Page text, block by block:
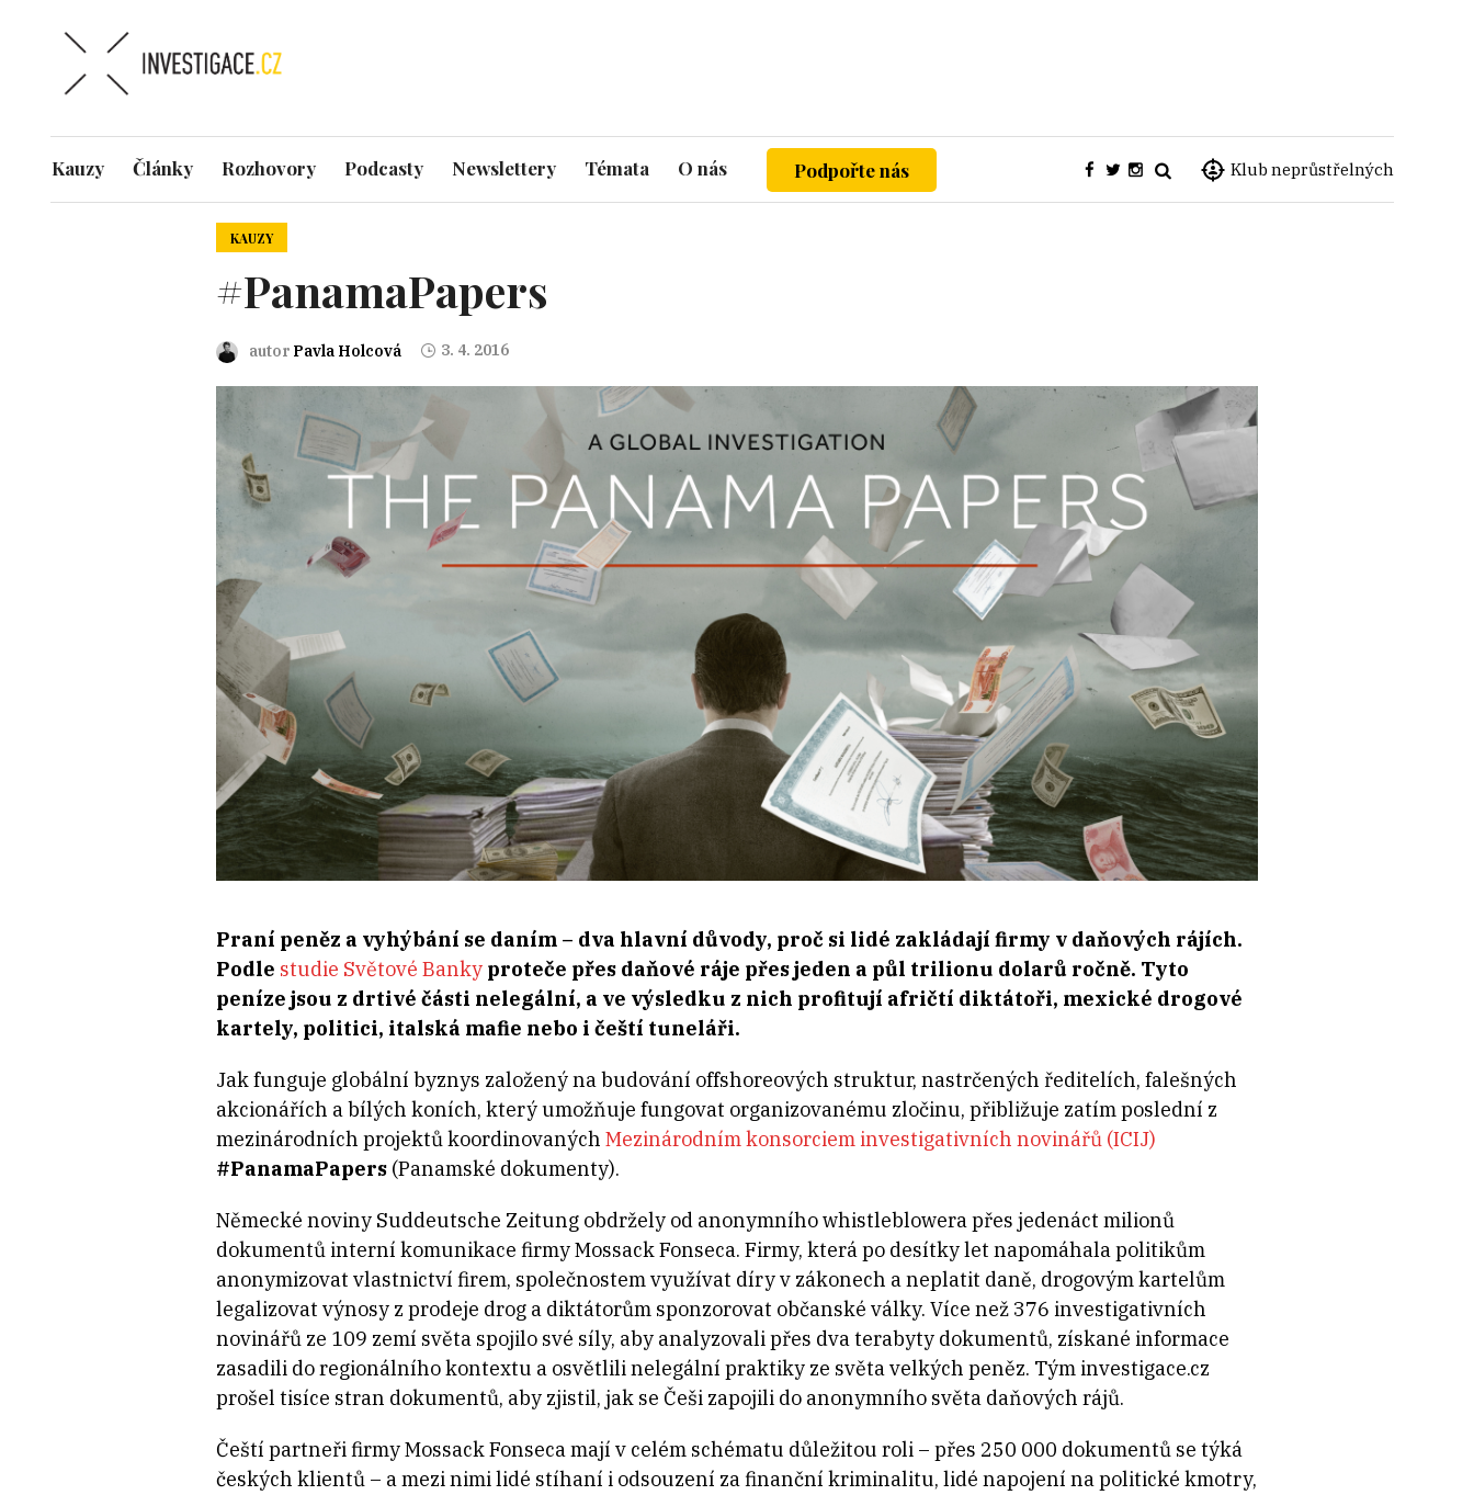
Klub neprůstřelných
Kauzy Články Rozhovory Podcasty Newslettery Témata O nás Podpořte nás
KAUZY
#PanamaPapers
autor Pavla Holcová 3. 4. 2016
Praní peněz a vyhýbání se daním – dva hlavní důvody, proč si lidé zakládají firmy v daňových rájích.
Podle studie Světové Bankyproteče přes daňové ráje přes jeden a půl trilionu dolarů ročně. Tyto
peníze jsou z drtivé části nelegální, a ve výsledku z nich profitují afričtí diktátoři, mexické drogové
kartely, politici, italská mafie nebo i čeští tuneláři.
Jak funguje globální byznys založený na budování offshoreových struktur, nastrčených ředitelích, falešných
akcionářích a bílých koních, který umožňuje fungovat organizovanému zločinu, přibližuje zatím poslední z
mezinárodních projektů koordinovaných Mezinárodním konsorciem investigativních novinářů (ICIJ)
#PanamaPapers(Panamské dokumenty).
Německé noviny Suddeutsche Zeitung obdržely od anonymního whistleblowera přes jedenáct milionů
dokumentů interní komunikace firmy Mossack Fonseca. Firmy, která po desítky let napomáhala politikům
anonymizovat vlastnictví firem, společnostem využívat díry v zákonech a neplatit daně, drogovým kartelům
legalizovat výnosy z prodeje drog a diktátorům sponzorovat občanské války. Více než 376 investigativních
novinářů ze 109 zemí světa spojilo své síly, aby analyzovali přes dva terabyty dokumentů, získané informace
zasadili do regionálního kontextu a osvětlili nelegální praktiky ze světa velkých peněz. Tým investigace.cz
prošel tisíce stran dokumentů, aby zjistil, jak se Češi zapojili do anonymního světa daňových rájů.
Čeští partneři firmy Mossack Fonseca mají v celém schématu důležitou roli – přes 250 000 dokumentů se týká
českých klientů – a mezi nimi lidé stíhaní i odsouzení za finanční kriminalitu, lidé napojení na politické kmotry,